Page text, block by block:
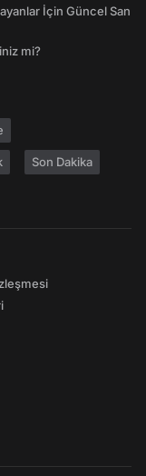
İçin Güncel San
mi?
Son Dakika